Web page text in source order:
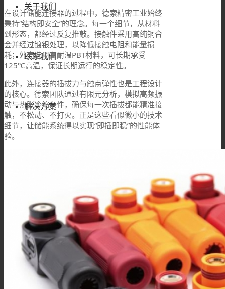
关于我们
联系我们
解决方案
搜索
菜单
在设计储能连接器的过程中，德索精密工业始终
秉持“结构即安全”的理念。每一个细节，从材料
到形态，都经过反复推敲。接触件采用高纯铜合
金并经过镀银处理，以降低接触电阻和能量损
耗；外壳选用高耐温PBT材料，可长期承受
125℃高温，保证长期运行的稳定性。
此外，连接器的插拔力与触点弹性也是工程设计
的核心。德索团队通过有限元分析，模拟高频振
动与热胀冷缩条件，确保每一次插拔都能精准接
触，不松动、不打火。正是这些看似微小的技术
细节，让储能系统得以实现“即插即稳”的性能体
验。